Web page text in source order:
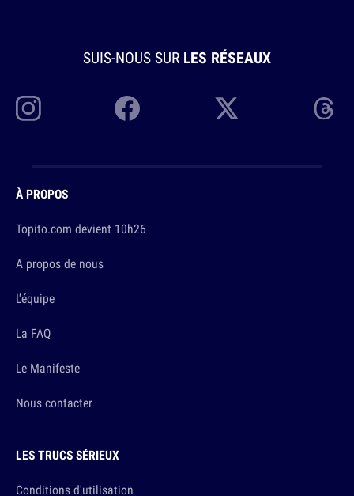
SUIS-NOUS SUR LES RÉSEAUX
À PROPOS
Topito.com devient 10h26
A propos de nous
L'équipe
La FAQ
Le Manifeste
Nous contacter
LES TRUCS SÉRIEUX
Conditions d'utilisation